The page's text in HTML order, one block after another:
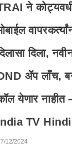
ने
दिला,
ॲप लाँच,
येणार नाहीत
TV Hindi
12/2024